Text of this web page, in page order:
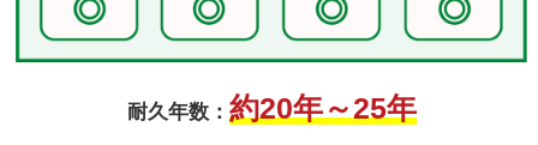
耐久年数： 約20年～25年